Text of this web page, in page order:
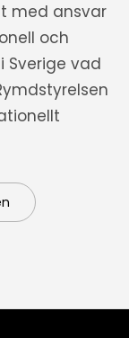
med ansvar
och
Sverige vad